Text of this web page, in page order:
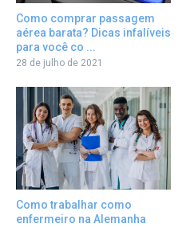
Como comprar passagem
aérea barata? Dicas infalíveis
para você co ...
28 de julho de 2021
Como trabalhar como
enfermeiro na Alemanha